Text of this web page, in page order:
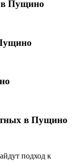
в Пущино
в Пущино
подход к